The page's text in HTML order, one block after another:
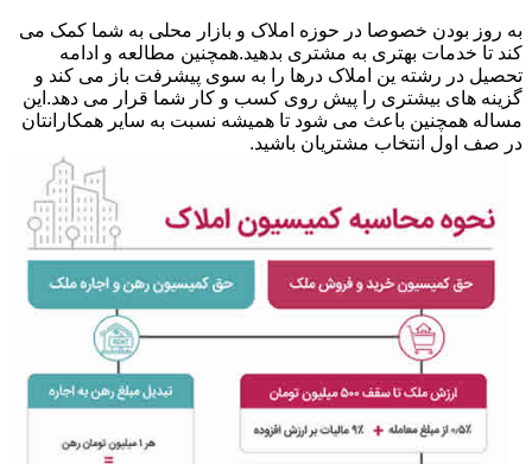
به روز بودن خصوصا در حوزه املاک و بازار محلی به شما کمک می
کند تا خدمات بهتری به مشتری بدهید.همچنین مطالعه و ادامه
تحصیل در رشته ین املاک درها را به سوی پیشرفت باز می کند و
گزینه های بیشتری را پیش روی کسب و کار شما قرار می دهد.این
مساله همچنین باعث می شود تا همیشه نسبت به سایر همکارانتان
در صف اول انتخاب مشتریان باشید.